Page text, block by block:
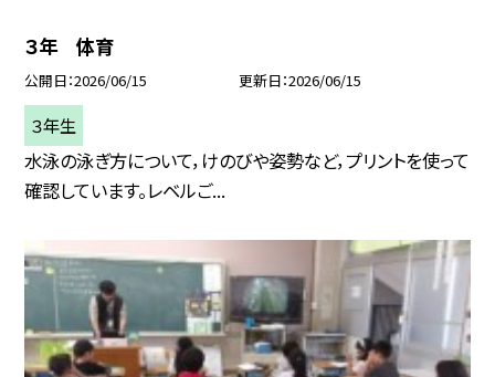
３年 体育
公開日 2026/06/15 更新日 2026/06/15
３年生
水泳の泳ぎ方について，けのびや姿勢など，プリントを使って
確認しています。レベルご...